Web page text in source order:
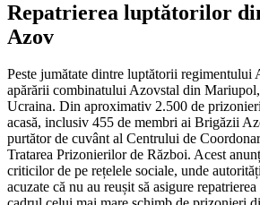
Repatrierea luptătorilor
Azov
Peste jumătate dintre luptătorii
apărării combinatului Azovstal din
Ucraina. Din aproximativ 2.500 de
acasă, inclusiv 455 de membri ai Brigăzii
purtător de cuvânt al Centrului de
Tratarea Prizonierilor de Război. Acest
criticilor de pe rețelele sociale, unde
acuzate că nu au reușit să asigure